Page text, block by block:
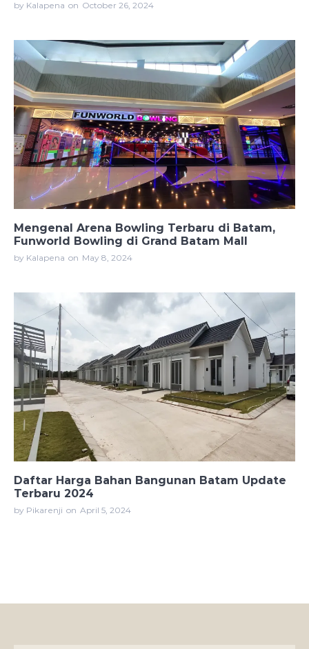
by Kalapena on October 26, 2024
Mengenal Arena Bowling Terbaru di Batam,
Funworld Bowling di Grand Batam Mall
by Kalapena on May 8, 2024
Daftar Harga Bahan Bangunan Batam Update
Terbaru 2024
by Pikarenji on April 5, 2024